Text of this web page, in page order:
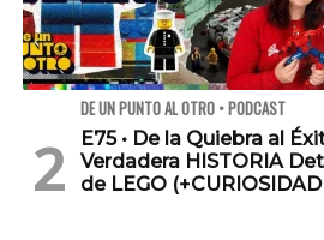
DE UN PUNTO AL OTRO • PODCAST
E75 • De la Quiebra al
Verdadera HISTORIA
de LEGO